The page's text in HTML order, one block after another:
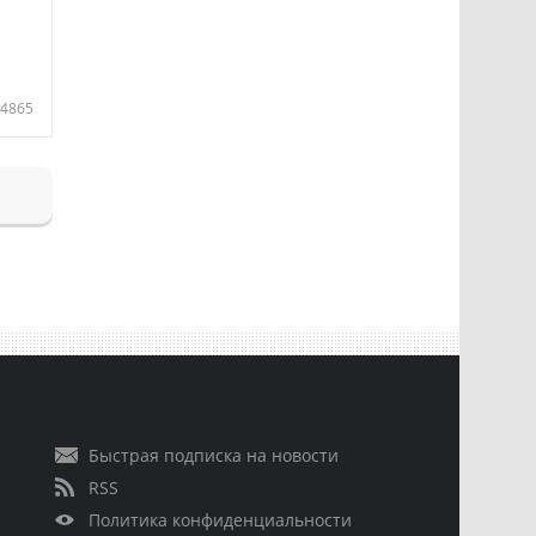
4865
Быстрая подписка на новости
RSS
Политика конфиденциальности